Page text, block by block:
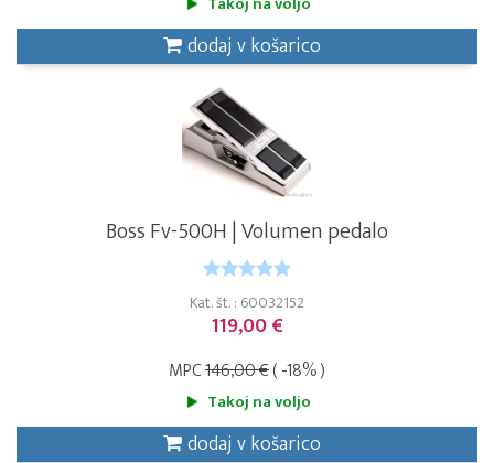
dodaj v košarico
Boss Fv-500H | Volumen pedalo
Kat. št. : 60032152
119,00 €
MPC146,00 €( -18% )
Takoj na voljo
dodaj v košarico